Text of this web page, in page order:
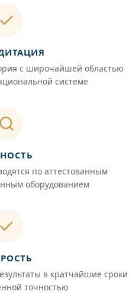
с широчайшей областью
системе
по аттестованным
оборудованием
в кратчайшие сроки
точностью